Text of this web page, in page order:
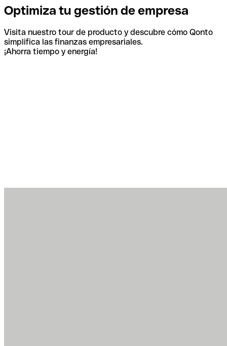
Optimiza tu gestión de empresa
Visita nuestro tour de producto y descubre cómo Qonto
simplifica las finanzas empresariales.
¡Ahorra tiempo y energía!